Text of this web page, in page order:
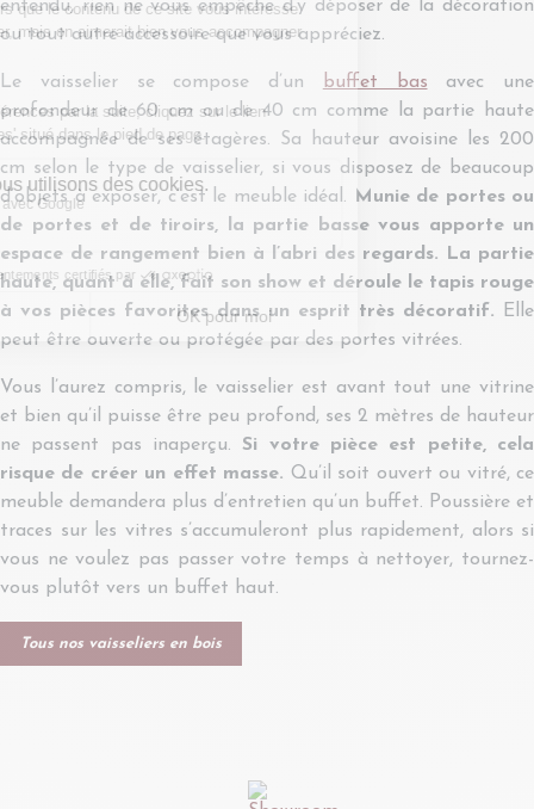
entendu, rien ne vous empêche d’y déposer de la décoration
ou tout autre accessoire que vous appréciez.
Le vaisselier se compose d’un buffet bas avec une
profondeur de 60 cm ou de 40 cm comme la partie haute
accompagnée de ses étagères. Sa hauteur avoisine les 200
cm selon le type de vaisselier, si vous disposez de beaucoup
d’objets à exposer, c’est le meuble idéal. Munie de portes ou
de portes et de tiroirs, la partie basse vous apporte un
espace de rangement bien à l’abri des regards. La partie
haute, quant à elle, fait son show et déroule le tapis rouge
à vos pièces favorites dans un esprit très décoratif. Elle
peut être ouverte ou protégée par des portes vitrées.
Vous l’aurez compris, le vaisselier est avant tout une vitrine
et bien qu’il puisse être peu profond, ses 2 mètres de hauteur
ne passent pas inaperçu. Si votre pièce est petite, cela
risque de créer un effet masse. Qu’il soit ouvert ou vitré, ce
meuble demandera plus d’entretien qu’un buffet. Poussière et
traces sur les vitres s’accumuleront plus rapidement, alors si
vous ne voulez pas passer votre temps à nettoyer, tournez-
vous plutôt vers un buffet haut.
Tous nos vaisseliers en bois